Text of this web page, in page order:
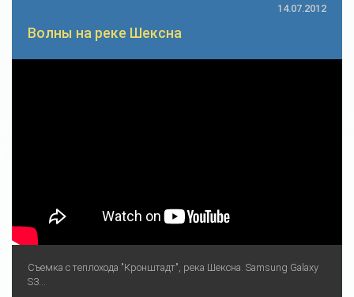
14.07.2012
Волны на реке Шексна
Съемка с теплохода "Кронштадт", река Шексна. Samsung Galaxy
S3...